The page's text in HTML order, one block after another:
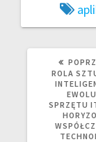
ROLA
SPRZĘTU